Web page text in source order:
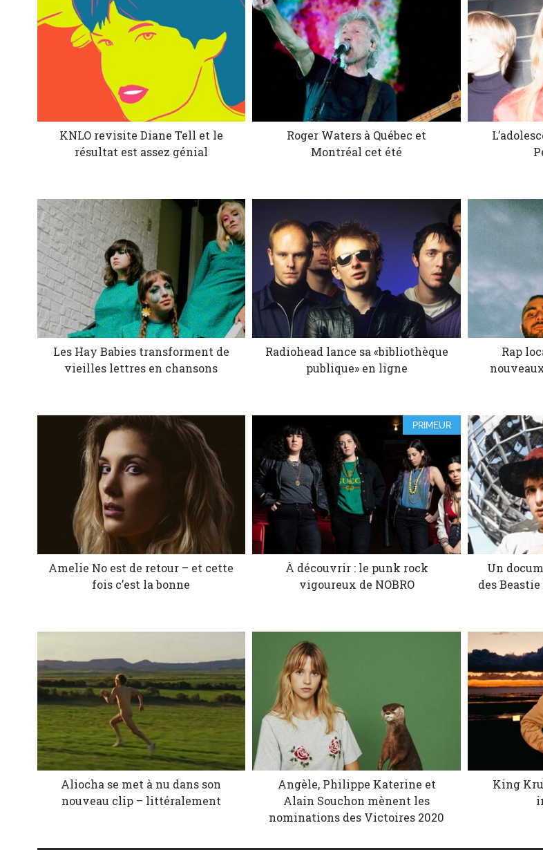
KNLO revisite Diane Tell et le
résultat est assez génial
Roger Waters à Québec et
Montréal cet été
Les Hay Babies transforment de
vieilles lettres en chansons
Radiohead lance sa «bibliothèque
publique» en ligne
Rap
Amelie No est de retour – et cette
fois c’est la bonne
PRIMEUR
À découvrir : le punk rock
vigoureux de NOBRO
Un
des
Aliocha se met à nu dans son
nouveau clip – littéralement
Angèle, Philippe Katerine et
Alain Souchon mènent les
nominations des Victoires 2020
King